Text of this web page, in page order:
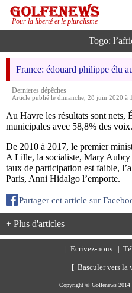
Pour la liberté et le pluralisme
Togo:
France: édouard philippe élu
Dernieres dépêches
Article publié le dimanche, 28 juin 2020 à
Au Havre les résultats sont nets,
municipales avec 58,8% des voix.
De 2010 à 2017, le premier
A Lille, la socialiste, Mary Aubry
taux de participation est faible,
Paris, Anni Hidalgo l’emporte.
Partager cet article sur
+ Plus d'articles
Ecrivez-nous |
[ Basculer vers la
Copyright © Golfenews